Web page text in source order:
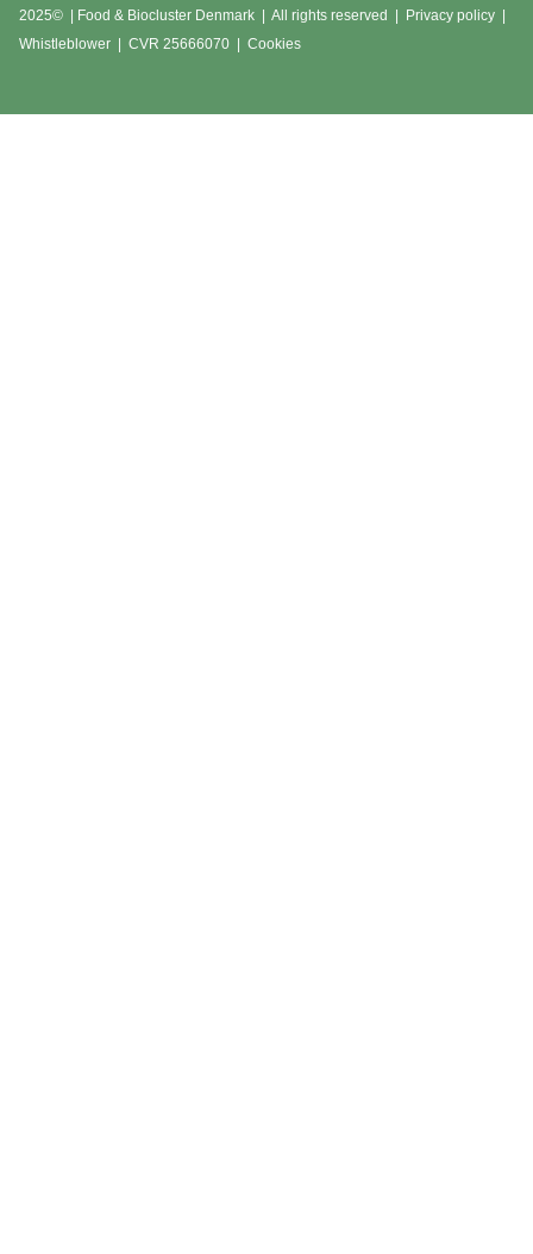
2025© | Food & Biocluster Denmark | All rights reserved | Privacy policy |
Whistleblower | CVR 25666070 | Cookies